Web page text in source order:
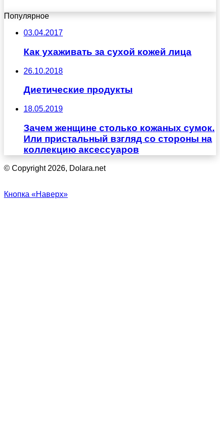
Популярное
03.04.2017
Как ухаживать за сухой кожей лица
26.10.2018
Диетические продукты
18.05.2019
Зачем женщине столько кожаных сумок.
Или пристальный взгляд со стороны на
коллекцию аксессуаров
© Copyright 2026, Dolara.net
Кнопка «Наверх»